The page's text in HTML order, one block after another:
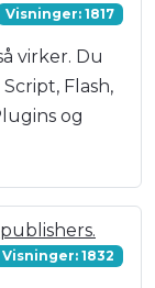
Visninger: 1817
virker. Du
Flash,
og
Visninger: 1832